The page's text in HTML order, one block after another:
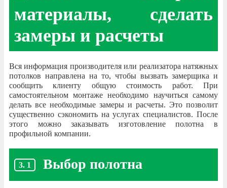
материалы, сделать
замеры и расчеты
Вся информация производителя или реализатора натяжных
потолков направлена на то, чтобы вызвать замерщика и
сообщить клиенту общую стоимость работ. При
самостоятельном монтаже необходимо научиться самому
делать все необходимые замеры и расчеты. Это позволит
существенно сэкономить на услугах специалистов. После
этого можно заказывать изготовление полотна в
профильной компании.
Выбор полотна